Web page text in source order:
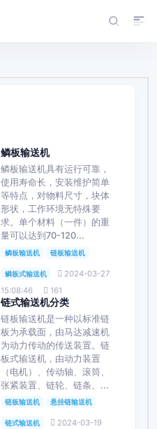
鳞板输送机
鳞板输送机具有运行可靠，
使用寿命长，安装维护简单
等特点，对物料尺寸，块体
形状，工作环境无特殊要
求。单个材料（一件）的重
量可以达到70-120...
鳞板输送机 链板输送机
鳞板式输送机
2024-03-27
15:08:46
161
链式输送机分类
链板输送机是一种以标准链
板为承载面，由马达减速机
为动力传动的传送装置。链
板式输送机，由动力装置
（电机）、传动轴、滚筒、
张紧装置、链轮、链条、...
链板输送机 悬挂链输送机
链式输送机
2024-03-19